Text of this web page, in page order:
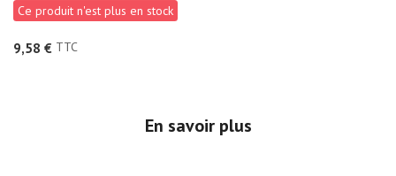
Ce produit n'est plus en stock
9,58 € TTC
En savoir plus